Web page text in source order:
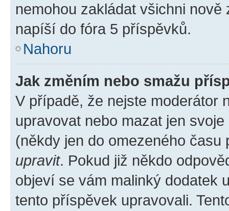
nemohou zakládat všichni
napíší do fóra 5 příspěvků.
Nahoru
Jak změním nebo smažu
V případě, že nejste moderátor
upravovat nebo mazat jen
(někdy jen do omezeného
upravit. Pokud již někdo
objeví se vám malinký dodatek
tento příspěvek upravovali.